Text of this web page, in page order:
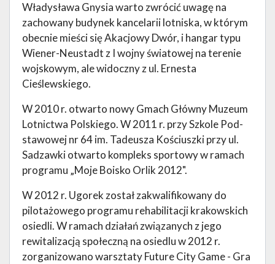
Władysława Gnysia warto zwrócić uwagę na
zachowany budynek kancelarii lotniska, w którym
obecnie mieści się Akacjowy Dwór, i hangar typu
Wiener-Neustadt z I wojny światowej na terenie
wojskowym, ale widoczny z ul. Ernesta
Cieślewskiego.
W 2010 r. otwarto nowy Gmach Główny Muzeum
Lotnictwa Polskiego. W 2011 r. przy Szkole Pod-
stawowej nr 64 im. Tadeusza Kościuszki przy ul.
Sadzawki otwarto kompleks sportowy w ramach
programu „Moje Boisko Orlik 2012".
W 2012 r. Ugorek został zakwalifikowany do
pilotażowego programu rehabilitacji krakowskich
osiedli. W ramach działań związanych z jego
rewitalizacją społeczną na osiedlu w 2012 r.
zorganizowano warsztaty Future City Game - Gra